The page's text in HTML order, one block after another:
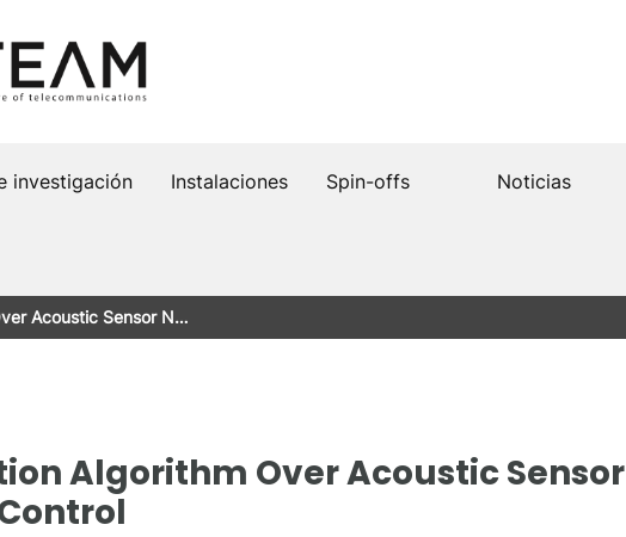
investigación Instalaciones Spin-offs Noticias
Acoustic Sensor N…
Algorithm Over Acoustic